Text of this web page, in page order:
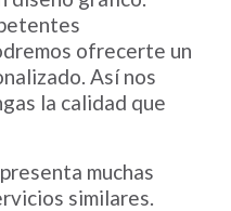
ofrecerte un
Así nos
la calidad que
muchas
similares.